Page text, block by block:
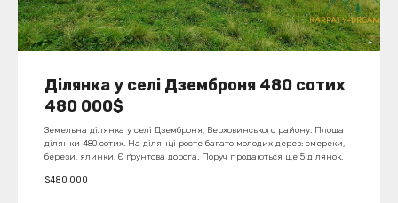
Ділянка у селі Дземброня 480 сотих
480 000$
Земельна ділянка у селі Дземброня, Верховинського району. Площа
ділянки 480 сотих. На ділянці росте багато молодих дерев: смереки,
берези, ялинки. Є ґрунтова дорога. Поруч продаються ще 5 ділянок.
$480 000